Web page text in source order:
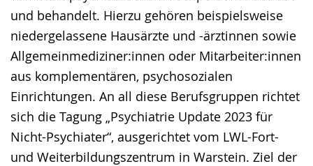
und behandelt. Hierzu gehören beispielsweise
niedergelassene Hausärzte und -ärztinnen sowie
Allgemeinmediziner:innen oder Mitarbeiter:innen
aus komplementären, psychosozialen
Einrichtungen. An all diese Berufsgruppen richtet
sich die Tagung „Psychiatrie Update 2023 für
Nicht-Psychiater“, ausgerichtet vom LWL-Fort-
und Weiterbildungszentrum in Warstein. Ziel der